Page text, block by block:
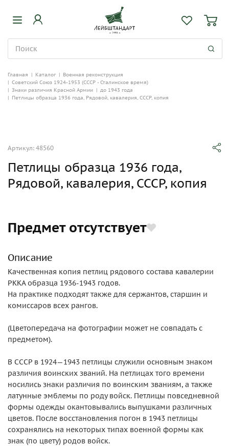
Главная | Каталог | Военная реконструкция
| Советский Союз 1924-1953 (СССР - Сталинское время)
| Знаки различия Красной Армии | до 1943 года
| Петлицы образца 1936 года, Рядовой, кавалерия, СССР, копия
Артикул: 48560
Петлицы образца 1936 года,
Рядовой, кавалерия, СССР, копия
Предмет отсутствует
Описание
Качественная копия петлиц рядового состава кавалерии
РККА образца 1936-1943 годов.
На практике подходят также для сержантов, старшин и
комиссаров всех рангов.
(Цветопередача на фотографии может не совпадать с
предметом).
В СССР в 1924—1943 петлицы служили основным знаком
различия воинских званий. На петлицах того времени
носились знаки различия по воинским званиям, а также
латунные эмблемы по роду войск. Петлицы повседневной
формы одежды окантовывались выпушками различных
цветов. После восстановления погон в 1943 петлицы
сохранялись на некоторых типах военной формы как
знак (по цвету) родов войск.